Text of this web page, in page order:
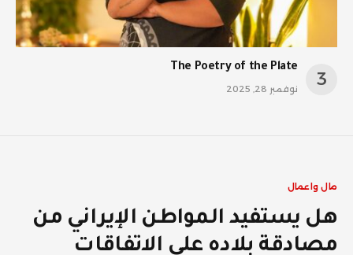
The Poetry of the Plate
نوفمبر 28, 2025
مال واعمال
هل يستفيد المواطن الإيراني من
مصادقة بلاده على الاتفاقات